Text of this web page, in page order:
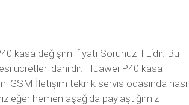
kasa değişimi fiyatı Sorunuz TL‘dir. Bu
ücretleri dahildir. Huawei P40 kasa
GSM İletişim teknik servis odasında nasıl
eğer hemen aşağıda paylaştığımız